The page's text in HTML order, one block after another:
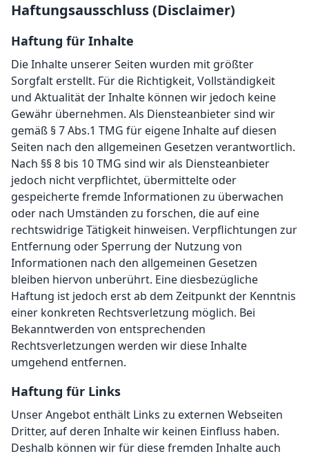
Haftungsausschluss (Disclaimer)
Haftung für Inhalte
Die Inhalte unserer Seiten wurden mit größter
Sorgfalt erstellt. Für die Richtigkeit, Vollständigkeit
und Aktualität der Inhalte können wir jedoch keine
Gewähr übernehmen. Als Diensteanbieter sind wir
gemäß § 7 Abs.1 TMG für eigene Inhalte auf diesen
Seiten nach den allgemeinen Gesetzen verantwortlich.
Nach §§ 8 bis 10 TMG sind wir als Diensteanbieter
jedoch nicht verpflichtet, übermittelte oder
gespeicherte fremde Informationen zu überwachen
oder nach Umständen zu forschen, die auf eine
rechtswidrige Tätigkeit hinweisen. Verpflichtungen zur
Entfernung oder Sperrung der Nutzung von
Informationen nach den allgemeinen Gesetzen
bleiben hiervon unberührt. Eine diesbezügliche
Haftung ist jedoch erst ab dem Zeitpunkt der Kenntnis
einer konkreten Rechtsverletzung möglich. Bei
Bekanntwerden von entsprechenden
Rechtsverletzungen werden wir diese Inhalte
umgehend entfernen.
Haftung für Links
Unser Angebot enthält Links zu externen Webseiten
Dritter, auf deren Inhalte wir keinen Einfluss haben.
Deshalb können wir für diese fremden Inhalte auch